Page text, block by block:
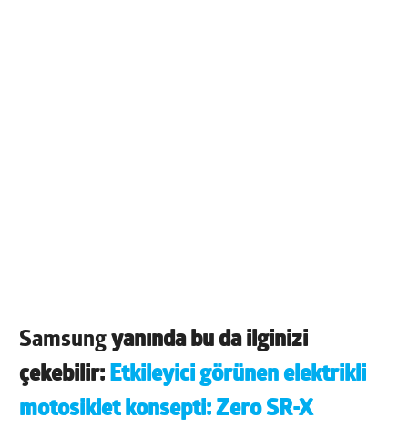
Samsungyanında bu da ilginizi
çekebilir: Etkileyici görünen elektrikli
motosiklet konsepti: Zero SR-X